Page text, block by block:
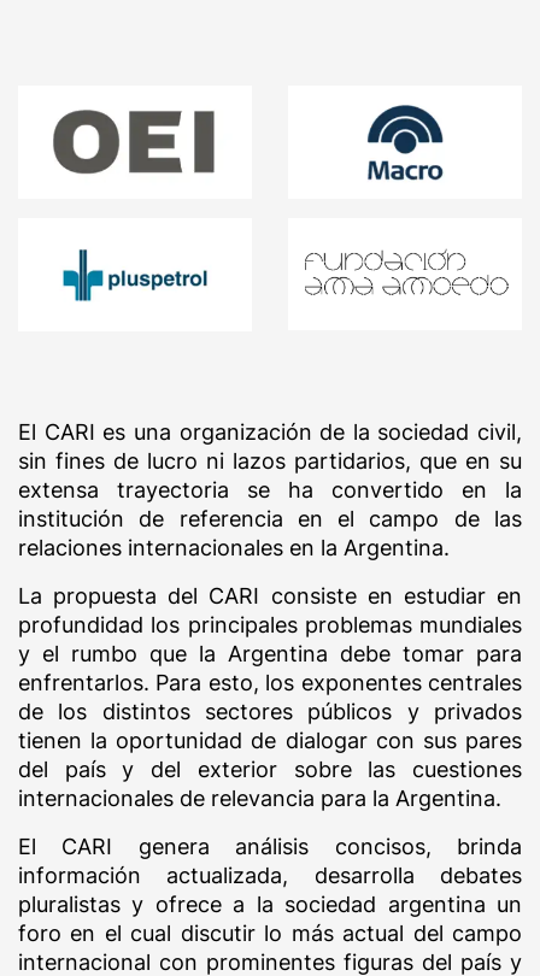
El CARI es una organización de la sociedad civil,
sin fines de lucro ni lazos partidarios, que en su
extensa trayectoria se ha convertido en la
institución de referencia en el campo de las
relaciones internacionales en la Argentina.
La propuesta del CARI consiste en estudiar en
profundidad los principales problemas mundiales
y el rumbo que la Argentina debe tomar para
enfrentarlos. Para esto, los exponentes centrales
de los distintos sectores públicos y privados
tienen la oportunidad de dialogar con sus pares
del país y del exterior sobre las cuestiones
internacionales de relevancia para la Argentina.
El CARI genera análisis concisos, brinda
información actualizada, desarrolla debates
pluralistas y ofrece a la sociedad argentina un
foro en el cual discutir lo más actual del campo
internacional con prominentes figuras del país y